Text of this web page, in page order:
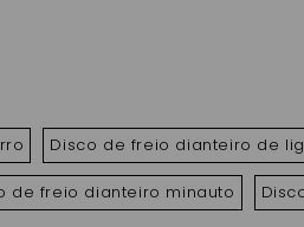
Disco de freio dianteiro de
de freio dianteiro minauto